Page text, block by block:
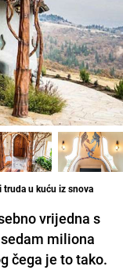
truda u kuću iz snova
vrijedna s
miliona
čega je to tako.